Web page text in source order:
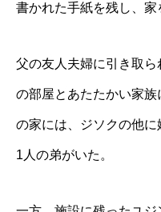
書かれた手紙を残し、家
父の友人夫婦に引き取
の部屋とあたたかい家
の家には、ジソクの他に
1人の弟がいた。